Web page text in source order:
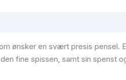
ønsker en svært presis
fine spissen, samt sin spenst